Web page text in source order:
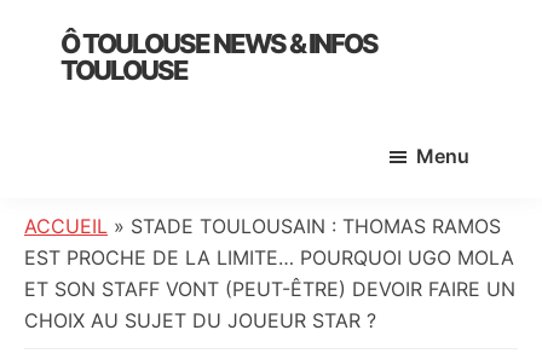
primary
Ô TOULOUSE NEWS & INFOS
TOULOUSE
:
info
locale,
société,
Menu
ACCUEIL » STADE TOULOUSAIN : THOMAS RAMOS
EST PROCHE DE LA LIMITE… POURQUOI UGO MOLA
ET SON STAFF VONT (PEUT-ÊTRE) DEVOIR FAIRE UN
CHOIX AU SUJET DU JOUEUR STAR ?